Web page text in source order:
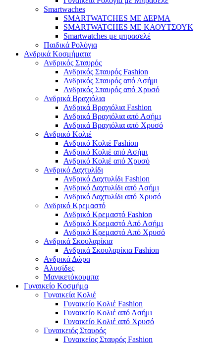
Smartwaches
SMARTWATCHES ΜΕ ΔΕΡΜΑ
SMARTWATCHES ΜΕ ΚΑΟΥΤΣΟΥΚ
Smartwatches με μπρασελέ
Παιδικά Ρολόγια
Ανδρικά Κοσμήματα
Ανδρικός Σταυρός
Ανδρικός Σταυρός Fashion
Ανδρικός Σταυρός από Ασήμι
Ανδρικός Σταυρός από Χρυσό
Ανδρικά Βραχιόλια
Ανδρικά Βραχιόλια Fashion
Ανδρικά Βραχιόλια από Ασήμι
Ανδρικά Βραχιόλια από Χρυσό
Ανδρικό Κολιέ
Ανδρικό Κολιέ Fashion
Ανδρικό Κολιέ από Ασήμι
Ανδρικό Κολιέ από Χρυσό
Ανδρικό Δαχτυλίδι
Ανδρικό Δαχτυλίδι Fashion
Ανδρικό Δαχτυλίδι από Ασήμι
Ανδρικό Δαχτυλίδι από Χρυσό
Ανδρικό Κρεμαστό
Ανδρικό Κρεμαστό Fashion
Ανδρικό Κρεμαστό Από Ασήμι
Ανδρικό Κρεμαστό Από Χρυσό
Ανδρικά Σκουλαρίκια
Ανδρικά Σκουλαρίκια Fashion
Ανδρικά Δώρα
Αλυσίδες
Μανικετόκουμπα
Γυναικείο Κοσμήμα
Γυναικεία Κολιέ
Γυναικείο Κολιέ Fashion
Γυναικείο Κολιέ από Ασήμι
Γυναικείο Κολιέ από Χρυσό
Γυναικειός Σταυρός
Γυναικείος Σταυρός Fashion